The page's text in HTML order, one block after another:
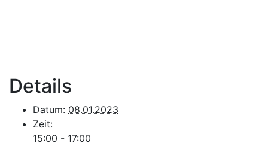
Details
Datum: 08.01.2023
Zeit:
15:00 - 17:00